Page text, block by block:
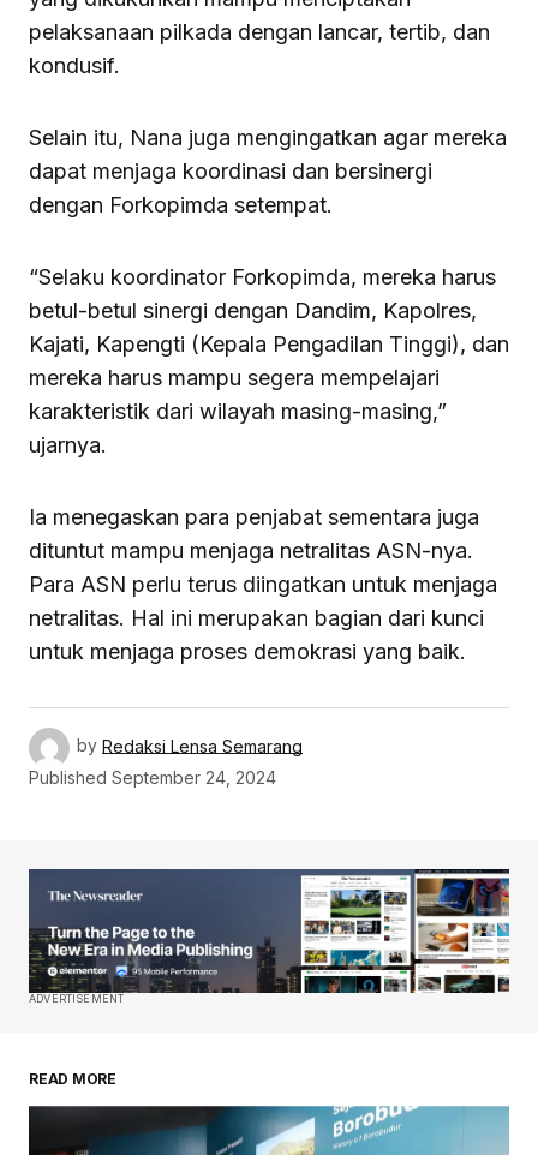
pelaksanaan pilkada dengan lancar, tertib, dan
kondusif.
Selain itu, Nana juga mengingatkan agar mereka
dapat menjaga koordinasi dan bersinergi
dengan Forkopimda setempat.
“Selaku koordinator Forkopimda, mereka harus
betul-betul sinergi dengan Dandim, Kapolres,
Kajati, Kapengti (Kepala Pengadilan Tinggi), dan
mereka harus mampu segera mempelajari
karakteristik dari wilayah masing-masing,”
ujarnya.
Ia menegaskan para penjabat sementara juga
dituntut mampu menjaga netralitas ASN-nya.
Para ASN perlu terus diingatkan untuk menjaga
netralitas. Hal ini merupakan bagian dari kunci
untuk menjaga proses demokrasi yang baik.
by Redaksi Lensa Semarang
Published September 24, 2024
ADVERTISEMENT
READ MORE